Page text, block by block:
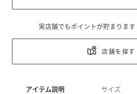
実店舗でもポイントが貯まります
店舗を探す
アイテム説明 サイズ